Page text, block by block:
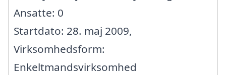
Ansatte: 0
Startdato: 28. maj 2009,
Virksomhedsform:
Enkeltmandsvirksomhed